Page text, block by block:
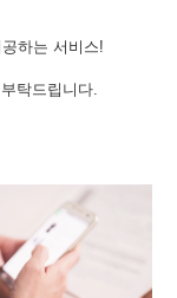
하는 서비스!
탁드립니다.